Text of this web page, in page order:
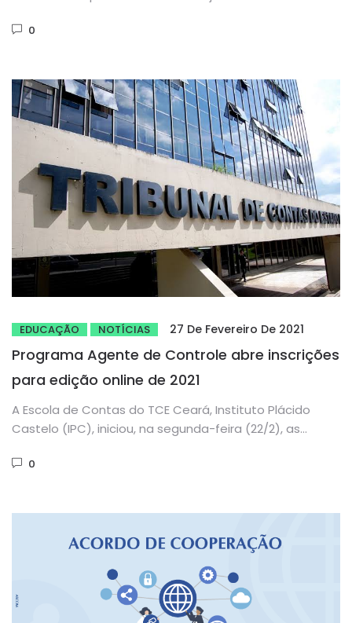
0
EDUCAÇÃO NOTÍCIAS 27 De Fevereiro De 2021
Programa Agente de Controle abre inscrições
para edição online de 2021
A Escola de Contas do TCE Ceará, Instituto Plácido
Castelo (IPC), iniciou, na segunda-feira (22/2), as
0